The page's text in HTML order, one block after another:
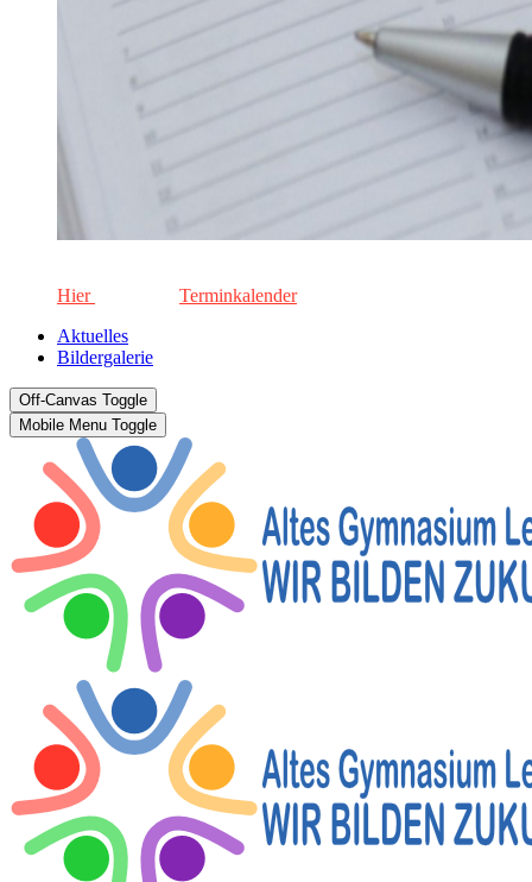
Hier
Terminkalender
Aktuelles
Bildergalerie
Off-Canvas Toggle
Mobile Menu Toggle